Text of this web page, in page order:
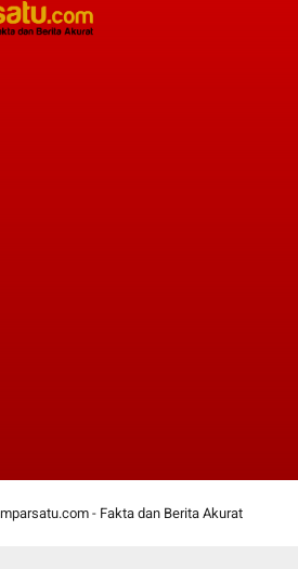
- Fakta dan Berita Akurat